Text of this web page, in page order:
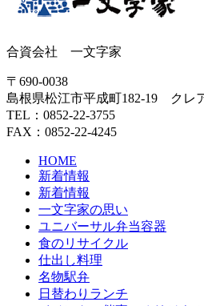
合資会社 一文字家
〒690-0038
島根県松江市平成町182-19 クレ
TEL：0852-22-3755
FAX：0852-22-4245
HOME
新着情報
新着情報
一文字家の思い
ユニバーサル弁当容器
食のリサイクル
仕出し料理
名物駅弁
日替わりランチ